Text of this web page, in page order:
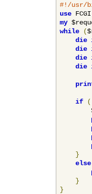
#!/usr/
use FCGI
my
while
(
die
die
die
die
if (
}
else
}
}